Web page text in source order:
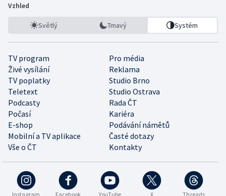
Vzhled
Světlý Tmavý Systém
TV program
Pro média
Živé vysílání
Reklama
TV poplatky
Studio Brno
Teletext
Studio Ostrava
Podcasty
Rada ČT
Počasí
Kariéra
E-shop
Podávání námětů
Mobilní a TV aplikace
Časté dotazy
Vše o ČT
Kontakty
Instagram Facebook YouTube X Threads